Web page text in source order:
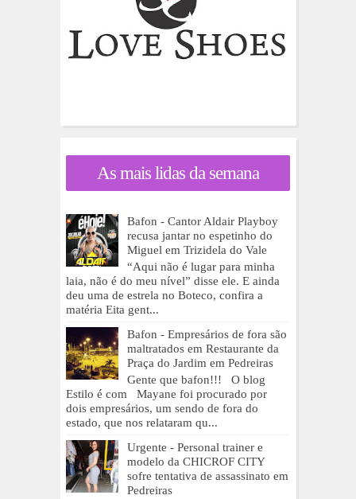
As mais lidas da semana
Bafon - Cantor Aldair Playboy
recusa jantar no espetinho do
Miguel em Trizidela do Vale
“Aqui não é lugar para minha
laia, não é do meu nível” disse ele. E ainda
deu uma de estrela no Boteco, confira a
matéria Eita gent...
Bafon - Empresários de fora são
maltratados em Restaurante da
Praça do Jardim em Pedreiras
Gente que bafon!!! O blog
Estilo é com Mayane foi procurado por
dois empresários, um sendo de fora do
estado, que nos relataram qu...
Urgente - Personal trainer e
modelo da CHICROF CITY
sofre tentativa de assassinato em
Pedreiras